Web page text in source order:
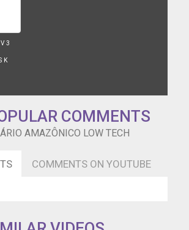
COMMENTS
AMAZÔNICO LOW TECH
COMMENTS ON YOUTUBE